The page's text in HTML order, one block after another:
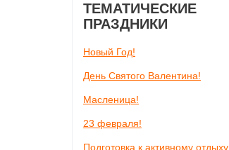
ТЕМАТИЧЕСКИЕ
ПРАЗДНИКИ
Новый Год!
День Святого Валентина!
Масленица!
23 февраля!
Подготовка к активному отдыху.